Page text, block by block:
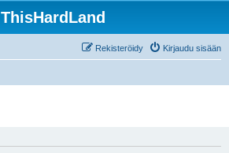
ThisHardLand
Kirjaudu sisään
Rekisteröidy